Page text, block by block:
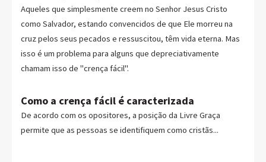
Aqueles que simplesmente creem no Senhor Jesus Cristo
como Salvador, estando convencidos de que Ele morreu na
cruz pelos seus pecados e ressuscitou, têm vida eterna. Mas
isso é um problema para alguns que depreciativamente
chamam isso de "crença fácil".
Como a crença fácil é caracterizada
De acordo com os opositores, a posição da Livre Graça
permite que as pessoas se identifiquem como cristãs...